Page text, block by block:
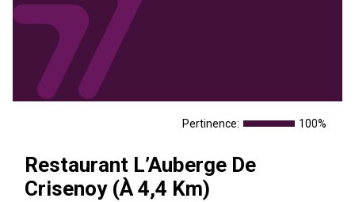
Restaurant L’Auberge De
Crisenoy (À 4,4 Km)
Pertinence: 100%